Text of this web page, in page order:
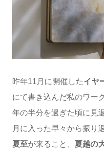
昨年11月に開催したイヤ
にて書き込んだ私のワー
年の半分を過ぎた頃に見
月に入った早々から振り
夏至が来ること、 夏越の